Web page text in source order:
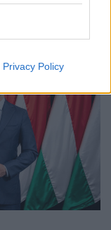
Privacy Policy